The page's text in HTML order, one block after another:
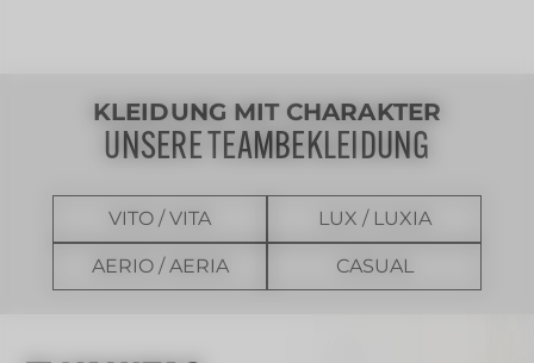
KLEIDUNG MIT CHARAKTER
UNSERE TEAMBEKLEIDUNG
VITO / VITA LUX / LUXIA
AERIO / AERIA CASUAL